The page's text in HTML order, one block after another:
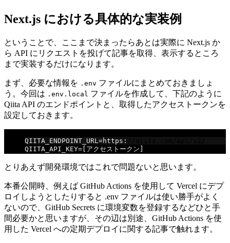
Next.js における具体的な実装例
ということで、ここまで決まったらあとは実際に Next.js か
ら API にリクエストを投げて記事を取得、表示するところ
まで実装するだけになります。
まず、必要な情報を .env ファイルにまとめておきましょ
う。今回は .env.local ファイルを作成して、下記のように
Qiita API のエンドポイントと、取得したアクセストークンを
設定しておきます。
QIITA_ENDPOINT_URL=https :
QIITA_API_KEY=[アクセストークン]
とりあえず開発環境ではこれで問題ないと思います。
本番公開時、例えば GitHub Actions を使用して Vercel にデプ
ロイしようとしたりすると .env ファイルは使い勝手がよく
ないので、GitHub Secrets に環境変数を登録するなどひと手
間必要かと思いますが、その辺は別途、GitHub Actions を使
用した Vercel への定期デプロイに関する記事で触れます。